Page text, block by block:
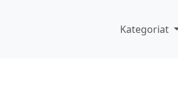
Kategoriat